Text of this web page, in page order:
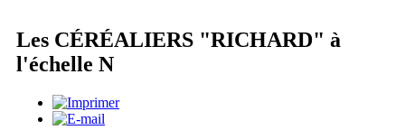
Les CÉRÉALIERS "RICHARD" à
l'échelle N